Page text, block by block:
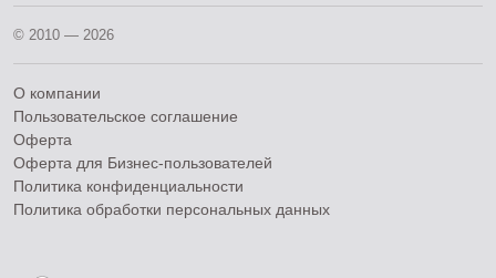
© 2010 — 2026
О компании
Пользовательское соглашение
Оферта
Оферта для Бизнес-пользователей
Политика конфиденциальности
Политика обработки персональных данных